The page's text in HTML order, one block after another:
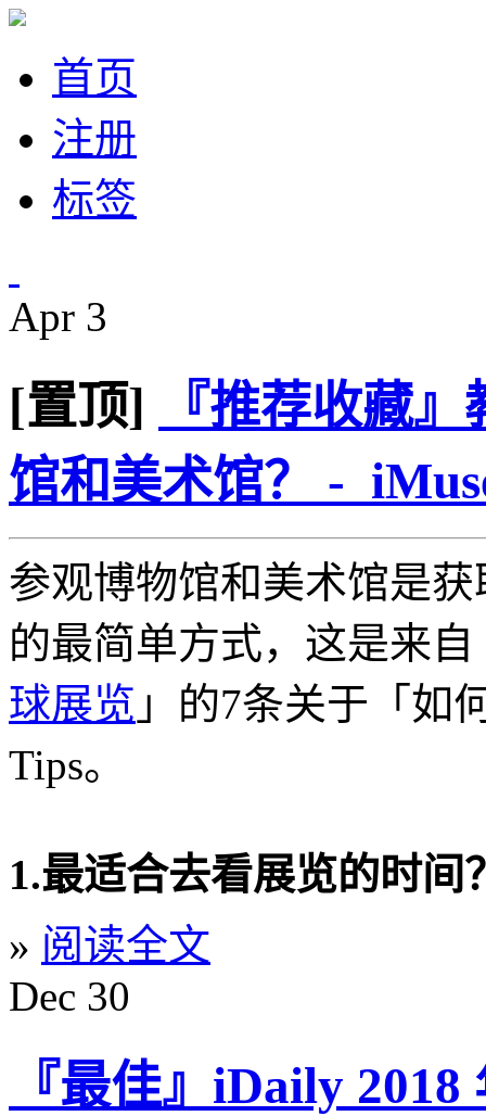
首页
注册
标签
Apr 3
[置顶]
『推荐收藏
馆和美术馆？ -
参观博物馆和美术馆是获
的最简单方式，这是来自
球展览 」的7条关于「如
Tips。
1.最适合去看展览的时间
» 阅读全文
Dec 30
『最佳』iDaily